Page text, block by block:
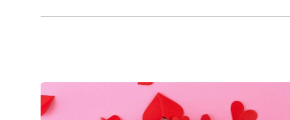
cachupa@cachupa.pt